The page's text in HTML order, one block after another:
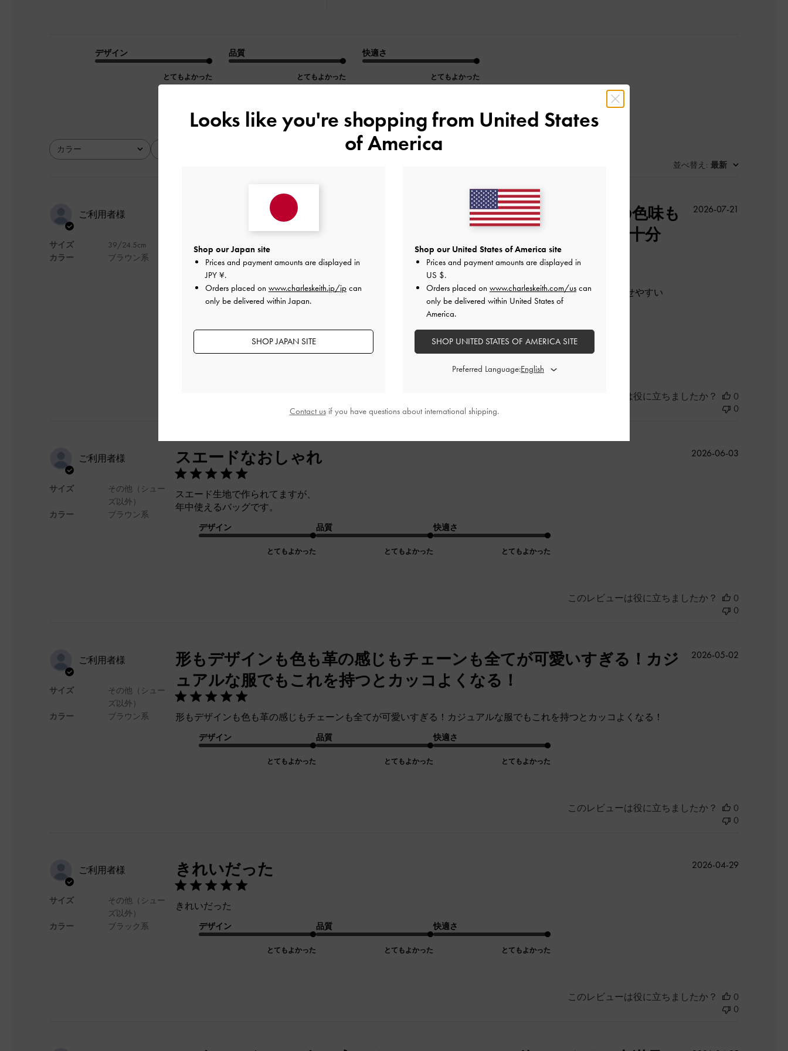
デザイン
とてもよかった
品質
とてもよかった
快適さ
とてもよかった
カラー
全て 品質
全て
並べ替え : 最新
ご利用者様
サイズ
カラー
39/24.5cm
ブラウン系
デザインがとてもおしゃれで、高級感があります。ブラウンの色味も
落ち着いていて、どんな服装にも合わせやすいです。収納力も十分
で、普段使いにも通勤
デザインがとてもおしゃれで、高級感があります。ブラウンの色味も落ち着いていて、どんな服装にも合わせやすい
です。収納力も十分で、普段使いにも通勤にもぴったりです。とても気に入りました。
とてもよかった
2026-07-21
このレビューは役に立ちましたか？
0
0
ご利用者様
サイズ
カラー
その他（シュー
ズ以外）
ブラウン系
スエードなおしゃれ
スエード生地で作られてますが、
年中使えるバッグです。
デザイン
とてもよかった
品質
とてもよかった
快適さ
とてもよかった
公
2026-06-03
このレビューは役に立ちましたか？
0
0
ご利用者様
サイズ
カラー
その他（シュー
ズ以外）
ブラウン系
形もデザインも色も革の感じもチェーンも全てが可愛いすぎる！カジ
ュアルな服でもこれを持つとカッコよくなる！
形もデザインも色も革の感じもチェーンも全てが可愛いすぎる！カジュアルな服でもこれを持つとカッコよくなる！
デザイン
とてもよかった
品質
とてもよかった
快適さ
とてもよかった
公
2026-05-02
このレビューは役に立ちましたか？
0
0
ご利用者様
サイズ
カラー
その他（シュー
ズ以外）
ブラック系
きれいだった
きれいだった
デザイン
とてもよかった
品質
とてもよかった
快適さ
とてもよかった
公
2026-04-29
このレビューは役に立ちましたか？
0
0
Looks like you're shopping from United States
of America
Shop our Japan site
Prices and payment amounts are displayed in
JPY ¥.
Orders placed on www.charleskeith.jp/jp can
only be delivered within Japan.
SHOP JAPAN SITE
Shop our United States of America site
Prices and payment amounts are displayed in
US $.
Orders placed on www.charleskeith.com/us can
only be delivered within United States of
America.
SHOP UNITED STATES OF AMERICA SITE
Preferred Language:
Contact usif you have questions about international shipping.